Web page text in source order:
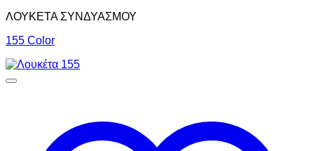
ΛΟΥΚΕΤΑ ΣΥΝΔΥΑΣΜΟΥ
155 Color